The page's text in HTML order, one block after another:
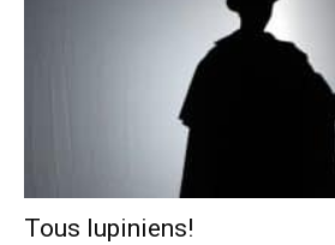
Tous lupiniens!